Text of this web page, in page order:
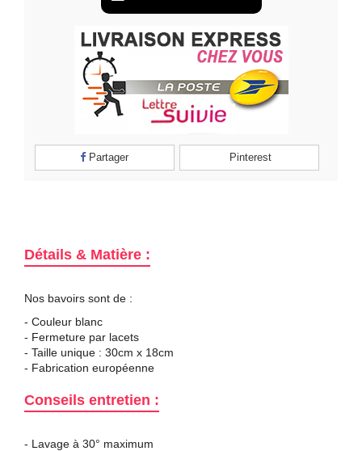
Partager Pinterest
Détails & Matière :
Nos bavoirs sont de :
- Couleur blanc
- Fermeture par lacets
- Taille unique : 30cm x 18cm
- Fabrication européenne
Conseils entretien :
- Lavage à 30° maximum